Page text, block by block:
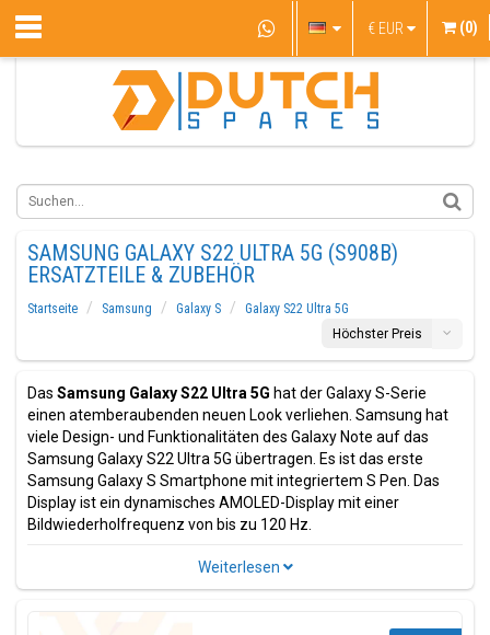
€ EUR (0)
SAMSUNG GALAXY S22 ULTRA 5G (S908B)
ERSATZTEILE & ZUBEHÖR
Startseite Samsung Galaxy S
Galaxy S22 Ultra 5G
Höchster Preis
Das Samsung Galaxy S22 Ultra 5G hat der Galaxy S-Serie
einen atemberaubenden neuen Look verliehen. Samsung hat
viele Design- und Funktionalitäten des Galaxy Note auf das
Samsung Galaxy S22 Ultra 5G übertragen. Es ist das erste
Samsung Galaxy S Smartphone mit integriertem S Pen. Das
Display ist ein dynamisches AMOLED-Display mit einer
Bildwiederholfrequenz von bis zu 120 Hz.
Das S22 Ultra 5G hat dank des Qualcomm SM8450-Prozessors